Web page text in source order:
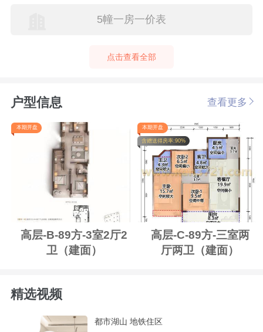
5幢一房一价表
点击查看全部
户型信息 查看更多
本期开盘
高层-B-89方-3室2厅2
卫（建面）
本期开盘
含赠送得房率:90%
高层-C-89方-三室两
厅两卫（建面）
精选视频
都市湖山 地铁住区